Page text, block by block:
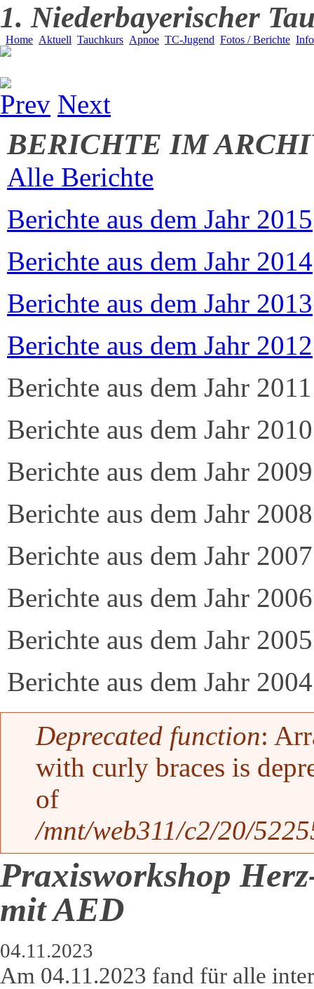
1. Niederbayerischer
Home Aktuell Tauchkurs Apnoe TC-Jugend Fotos / Berichte
Prev Next
BERICHTE IM
Alle Berichte
Berichte aus dem Jahr 2015
Berichte aus dem Jahr 2014
Berichte aus dem Jahr 2013
Berichte aus dem Jahr 2012
Berichte aus dem Jahr 2011
Berichte aus dem Jahr 2010
Berichte aus dem Jahr 2009
Berichte aus dem Jahr 2008
Berichte aus dem Jahr 2007
Berichte aus dem Jahr 2006
Berichte aus dem Jahr 2005
Berichte aus dem Jahr 2004
Fehlermeldung
Deprecated function:
with curly braces is
of
/mnt/web311/c2/20/
Praxisworkshop
mit AED
04.11.2023
Am 04.11.2023 fand für alle